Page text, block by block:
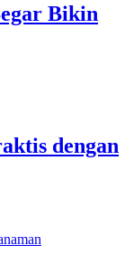
Bikin
dengan